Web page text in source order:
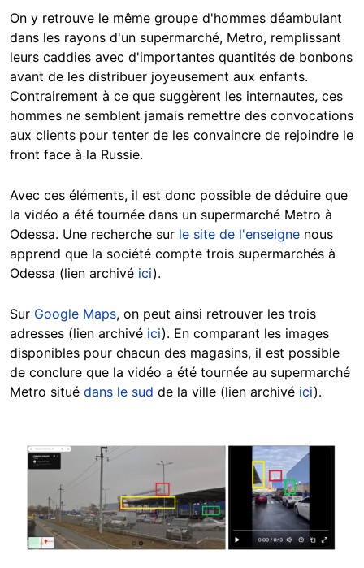
On y retrouve le même groupe d'hommes déambulant
dans les rayons d'un supermarché, Metro, remplissant
leurs caddies avec d'importantes quantités de bonbons
avant de les distribuer joyeusement aux enfants.
Contrairement à ce que suggèrent les internautes, ces
hommes ne semblent jamais remettre des convocations
aux clients pour tenter de les convaincre de rejoindre le
front face à la Russie.
Avec ces éléments, il est donc possible de déduire que
la vidéo a été tournée dans un supermarché Metro à
Odessa. Une recherche sur le site de l'enseigne nous
apprend que la société compte trois supermarchés à
Odessa (lien archivé ici).
Sur Google Maps, on peut ainsi retrouver les trois
adresses (lien archivé ici). En comparant les images
disponibles pour chacun des magasins, il est possible
de conclure que la vidéo a été tournée au supermarché
Metro situé dans le sud de la ville (lien archivé ici).
Image